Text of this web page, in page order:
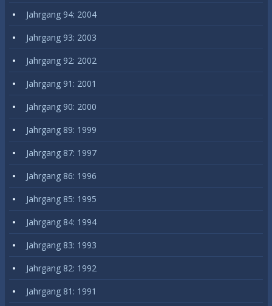
Jahrgang 94: 2004
Jahrgang 93: 2003
Jahrgang 92: 2002
Jahrgang 91: 2001
Jahrgang 90: 2000
Jahrgang 89: 1999
Jahrgang 87: 1997
Jahrgang 86: 1996
Jahrgang 85: 1995
Jahrgang 84: 1994
Jahrgang 83: 1993
Jahrgang 82: 1992
Jahrgang 81: 1991